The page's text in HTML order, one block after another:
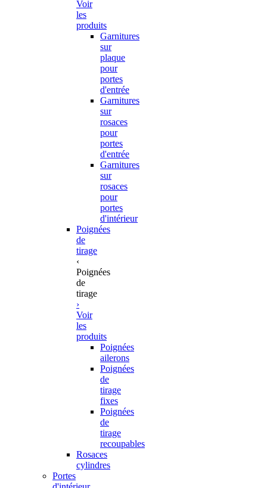
Voir
les
produits
Garnitures
sur
plaque
pour
portes
d'entrée
Garnitures
sur
rosaces
pour
portes
d'entrée
Garnitures
sur
rosaces
pour
portes
d'intérieur
Poignées
de
tirage
‹
Poignées
de
tirage
›
Voir
les
produits
Poignées
ailerons
Poignées
de
tirage
fixes
Poignées
de
tirage
recoupables
Rosaces
cylindres
Portes